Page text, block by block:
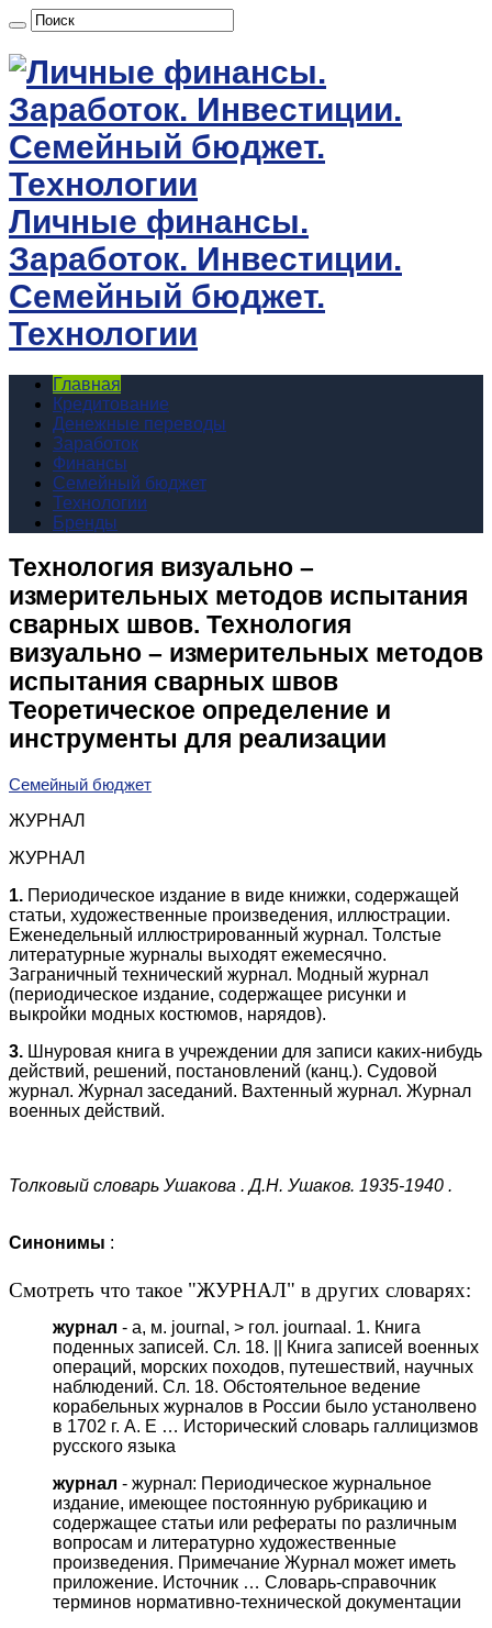
Личные финансы.
Заработок. Инвестиции.
Семейный бюджет.
Технологии
Главная
Кредитование
Денежные переводы
Заработок
Финансы
Семейный бюджет
Технологии
Бренды
Технология визуально –
измерительных методов испытания
сварных швов. Технология
визуально – измерительных методов
испытания сварных швов
Теоретическое определение и
инструменты для реализации
Семейный бюджет
ЖУРНАЛ
ЖУРНАЛ
1. Периодическое издание в виде книжки, содержащей
статьи, художественные произведения, иллюстрации.
Еженедельный иллюстрированный журнал. Толстые
литературные журналы выходят ежемесячно.
Заграничный технический журнал. Модный журнал
(периодическое издание, содержащее рисунки и
выкройки модных костюмов, нарядов).
3. Шнуровая книга в учреждении для записи каких-нибудь
действий, решений, постановлений (канц.). Судовой
журнал. Журнал заседаний. Вахтенный журнал. Журнал
военных действий.
Толковый словарь Ушакова . Д.Н. Ушаков. 1935-1940 .
Синонимы :
Смотреть что такое "ЖУРНАЛ" в других словарях:
журнал - а, м. journal, > гол. journaal. 1. Книга
поденных записей. Сл. 18. || Книга записей военных
операций, морских походов, путешествий, научных
наблюдений. Сл. 18. Обстоятельное ведение
корабельных журналов в России было устанолвено
в 1702 г. А. Е … Исторический словарь галлицизмов
русского языка
журнал - журнал: Периодическое журнальное
издание, имеющее постоянную рубрикацию и
содержащее статьи или рефераты по различным
вопросам и литературно художественные
произведения. Примечание Журнал может иметь
приложение. Источник … Словарь-справочник
терминов нормативно-технической документации